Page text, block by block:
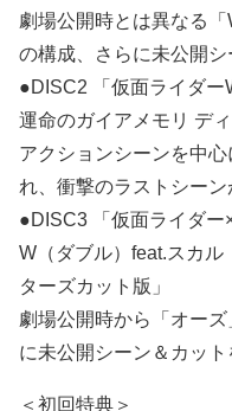
劇場公開時とは異なる
の構成、さらに未公開シ
●DISC2 「仮面ライダー
運命のガイアメモリ デ
アクションシーンを中
れ、衝撃のラストシーン
●DISC3 「仮面ライダー
W（ダブル）feat.スカ
ターズカット版」
劇場公開時から「オー
に未公開シーン＆カット
＜初回特典＞